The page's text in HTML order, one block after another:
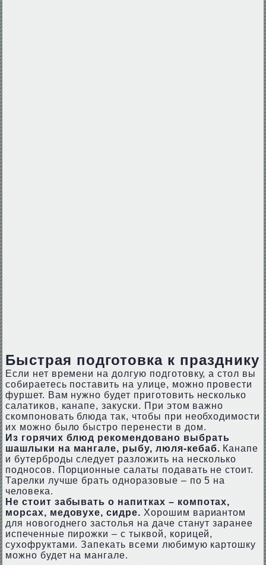
Быстрая подготовка к празднику
Если нет времени на долгую подготовку, а стол вы
собираетесь поставить на улице, можно провести
фуршет. Вам нужно будет приготовить несколько
салатиков, канапе, закуски. При этом важно
скомпоновать блюда так, чтобы при необходимости
их можно было быстро перенести в дом.
Из горячих блюд рекомендовано выбрать
шашлыки на мангале, рыбу, люля-кебаб. Канапе
и бутерброды следует разложить на несколько
подносов. Порционные салаты подавать не стоит.
Тарелки лучше брать одноразовые – по 5 на
человека.
Не стоит забывать о напитках – компотах,
морсах, медовухе, сидре. Хорошим вариантом
для новогоднего застолья на даче станут заранее
испеченные пирожки – с тыквой, корицей,
сухофруктами. Запекать всеми любимую картошку
можно будет на мангале.